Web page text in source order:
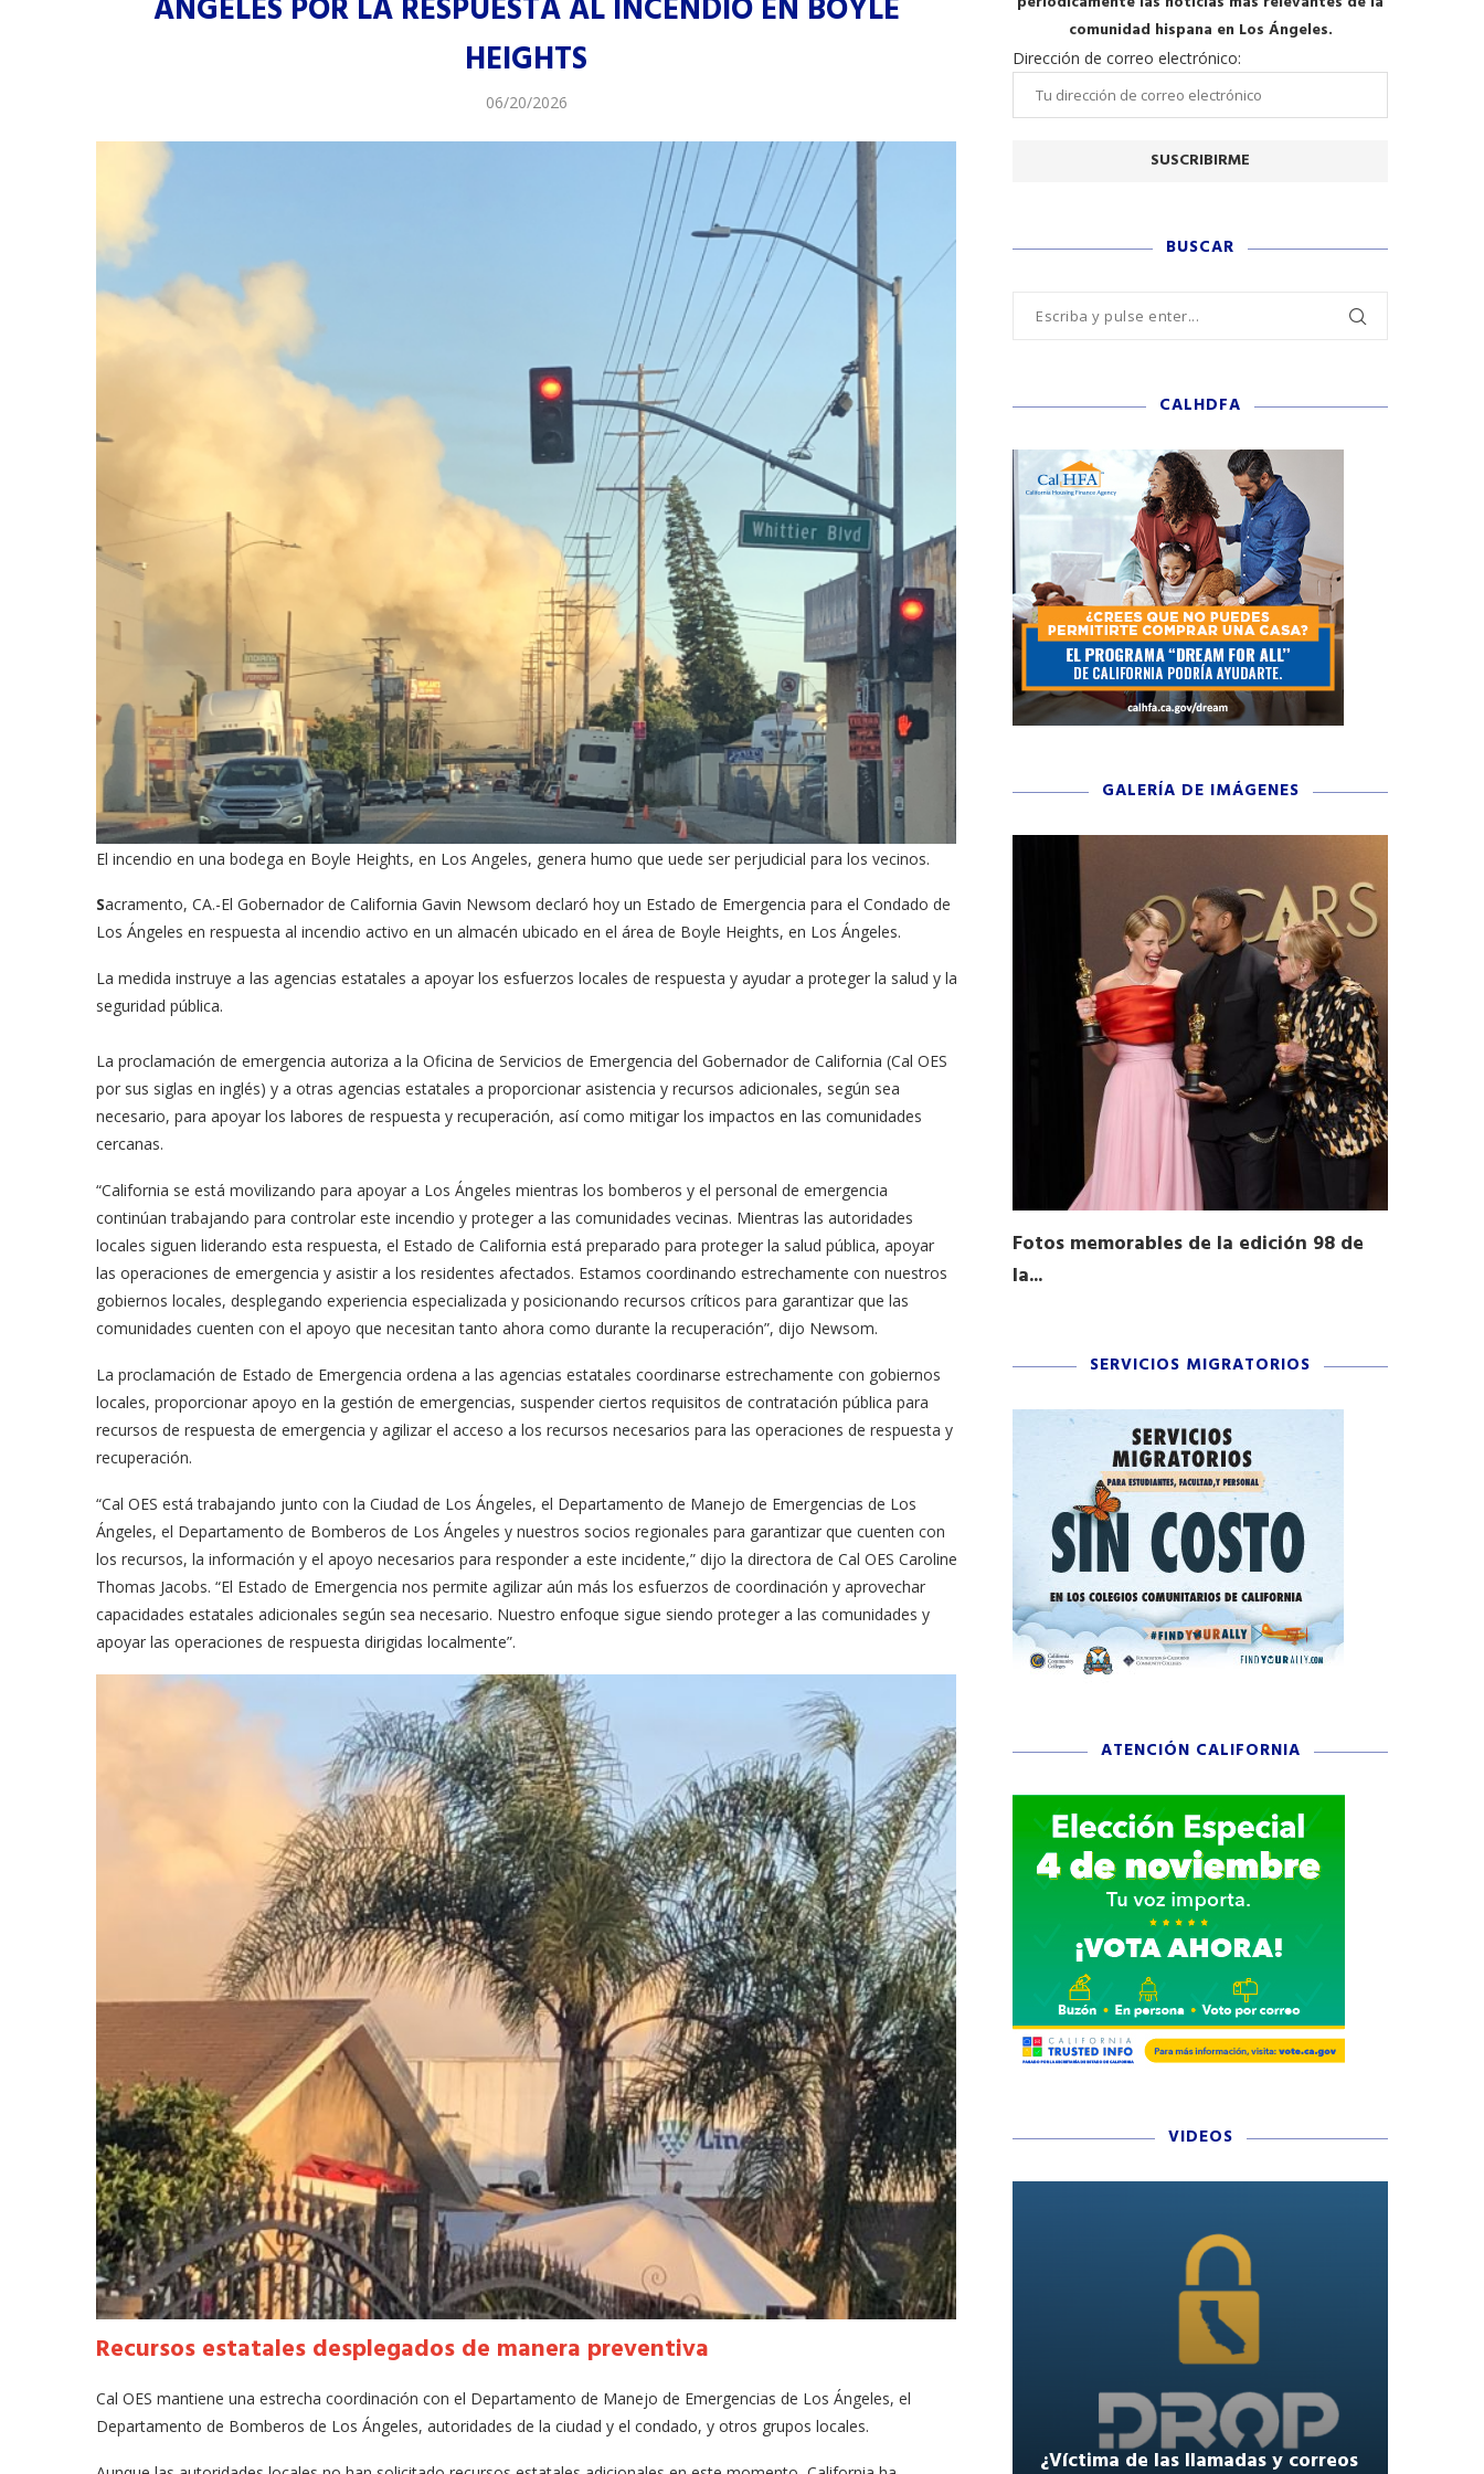
ÁNGELES POR LA RESPUESTA AL INCENDIO EN BOYLE
HEIGHTS
06/20/2026
El incendio en una bodega en Boyle Heights, en Los Angeles, genera humo que uede ser perjudicial para los vecinos.
Sacramento, CA.-El Gobernador de California Gavin Newsom declaró hoy un Estado de Emergencia para el Condado de
Los Ángeles en respuesta al incendio activo en un almacén ubicado en el área de Boyle Heights, en Los Ángeles.
La medida instruye a las agencias estatales a apoyar los esfuerzos locales de respuesta y ayudar a proteger la salud y la
seguridad pública.
La proclamación de emergencia autoriza a la Oficina de Servicios de Emergencia del Gobernador de California (Cal OES
por sus siglas en inglés) y a otras agencias estatales a proporcionar asistencia y recursos adicionales, según sea
necesario, para apoyar los labores de respuesta y recuperación, así como mitigar los impactos en las comunidades
cercanas.
“California se está movilizando para apoyar a Los Ángeles mientras los bomberos y el personal de emergencia
continúan trabajando para controlar este incendio y proteger a las comunidades vecinas. Mientras las autoridades
locales siguen liderando esta respuesta, el Estado de California está preparado para proteger la salud pública, apoyar
las operaciones de emergencia y asistir a los residentes afectados. Estamos coordinando estrechamente con nuestros
gobiernos locales, desplegando experiencia especializada y posicionando recursos críticos para garantizar que las
comunidades cuenten con el apoyo que necesitan tanto ahora como durante la recuperación”, dijo Newsom.
La proclamación de Estado de Emergencia ordena a las agencias estatales coordinarse estrechamente con gobiernos
locales, proporcionar apoyo en la gestión de emergencias, suspender ciertos requisitos de contratación pública para
recursos de respuesta de emergencia y agilizar el acceso a los recursos necesarios para las operaciones de respuesta y
recuperación.
“Cal OES está trabajando junto con la Ciudad de Los Ángeles, el Departamento de Manejo de Emergencias de Los
Ángeles, el Departamento de Bomberos de Los Ángeles y nuestros socios regionales para garantizar que cuenten con
los recursos, la información y el apoyo necesarios para responder a este incidente,” dijo la directora de Cal OES Caroline
Thomas Jacobs. “El Estado de Emergencia nos permite agilizar aún más los esfuerzos de coordinación y aprovechar
capacidades estatales adicionales según sea necesario. Nuestro enfoque sigue siendo proteger a las comunidades y
apoyar las operaciones de respuesta dirigidas localmente”.
Recursos estatales desplegados de manera preventiva
Cal OES mantiene una estrecha coordinación con el Departamento de Manejo de Emergencias de Los Ángeles, el
Departamento de Bomberos de Los Ángeles, autoridades de la ciudad y el condado, y otros grupos locales.
comunidad hispana en Los Ángeles.
Dirección de correo electrónico:
BUSCAR
CALHDFA
GALERÍA DE IMÁGENES
imágenes de ‘Velvet
Fabiola Guajardo e Iván Arana recorren
alfombra roja...
02/09/2025
Cuchicheos del Latin Grammy 2024
11/20/2024
Fotos memorables de la edición 98 de
la...
SERVICIOS MIGRATORIOS
ATENCIÓN CALIFORNIA
VIDEOS
habla sobre su
A former acting director of the
¿Víctima de las llamadas y correos